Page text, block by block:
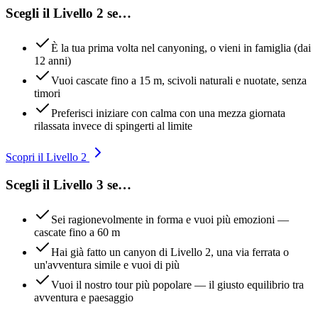
Scegli il Livello 2 se…
È la tua prima volta nel canyoning, o vieni in famiglia (dai
12 anni)
Vuoi cascate fino a 15 m, scivoli naturali e nuotate, senza
timori
Preferisci iniziare con calma con una mezza giornata
rilassata invece di spingerti al limite
Scopri il Livello 2
Scegli il Livello 3 se…
Sei ragionevolmente in forma e vuoi più emozioni —
cascate fino a 60 m
Hai già fatto un canyon di Livello 2, una via ferrata o
un'avventura simile e vuoi di più
Vuoi il nostro tour più popolare — il giusto equilibrio tra
avventura e paesaggio